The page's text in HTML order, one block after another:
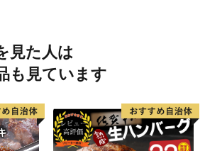
見た人は
も見ています